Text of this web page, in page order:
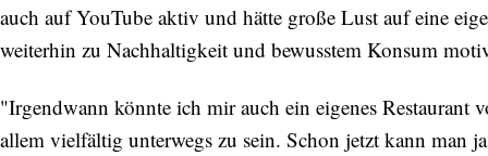
auch auf YouTube aktiv und hätte große Lust auf eine
weiterhin zu Nachhaltigkeit und bewusstem Konsum
"Irgendwann könnte ich mir auch ein eigenes Restaurant
allem vielfältig unterwegs zu sein. Schon jetzt kann man